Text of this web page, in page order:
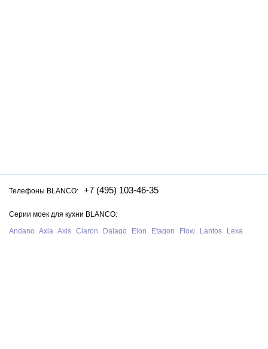
Телефоны BLANCO: +7 (495) 103-46-35
Серии моек для кухни BLANCO:
Andano Axia Axis Claron Dalago Elon Etagon Flow Lantos
Lexa